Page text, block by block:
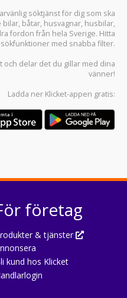
söktjänst för dig som ska
bilar, båtar, husvagnar, husbilar,
fordon från hela Sverige. Hitta
med snabba filter.
och delar det du gillar med dina
vänner!
Ladda ner Klicket-appen gratis:
företag
& tjänster
kund hos Klicket